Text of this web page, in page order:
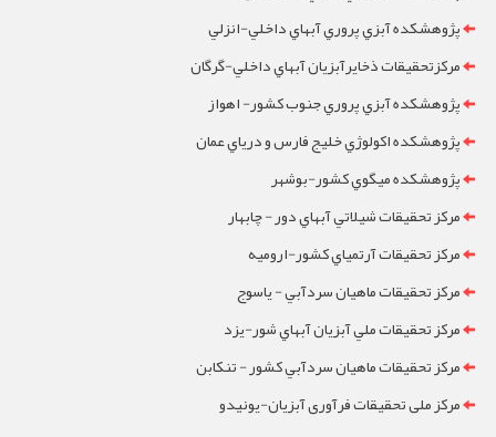
پژوهشکده آبزي پروري آبهاي داخلي-انزلي
مرکزتحقيقات ذخايرآبزيان آبهاي داخلي-گرگان
پژوهشکده آبزي پروري جنوب کشور- اهواز
پژوهشکده اکولوژي خليج فارس و درياي عمان
پژوهشکده ميگوي کشور-بوشهر
مرکز تحقيقات شيلاتي آبهاي دور - چابهار
مرکز تحقيقات آرتمياي کشور-ارومیه
مرکز تحقيقات ماهيان سردآبي - ياسوج
مرکز تحقيقات ملي آبزيان آبهاي شور-یزد
مرکز تحقيقات ماهيان سردآبي کشور - تنکابن
مرکز ملی تحقیقات فرآوری آبزیان-یونیدو